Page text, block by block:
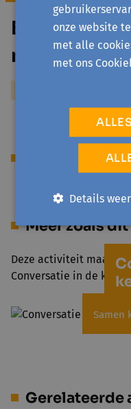
Begeleider
In
Meer zoals dit
Deze activiteit maakt
Conversatie in de
Samen
onze website
met alle
met ons
Details